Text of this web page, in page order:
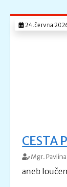
24.června
CESTA
Mgr.
aneb